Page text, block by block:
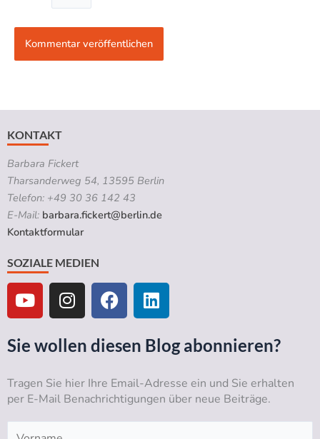
KONTAKT
Barbara Fickert
Tharsanderweg 54, 13595 Berlin
Telefon: +49 30 36 142 43
E-Mail: barbara.fickert@berlin.de
Kontaktformular
SOZIALE MEDIEN
Y
o
u
t
u
e
I
n
s
t
a
r
a
m
F
a
c
e
b
o
o
k
L
i
n
k
e
d
i
n
Sie wollen diesen Blog abonnieren?
Tragen Sie hier Ihre Email-Adresse ein und Sie erhalten
per E-Mail Benachrichtigungen über neue Beiträge.